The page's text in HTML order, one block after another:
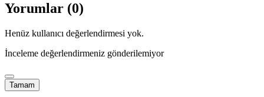
Yorumlar (0)
Henüz kullanıcı değerlendirmesi yok.
İnceleme değerlendirmeniz gönderilemiyor
Tamam